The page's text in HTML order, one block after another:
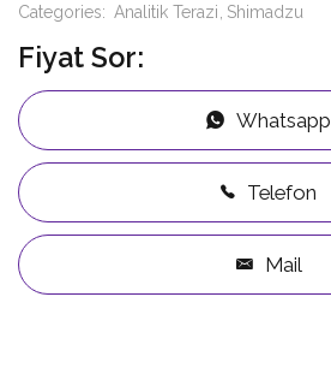
Categories: Analitik Terazi Shimadzu
Fiyat Sor:
Whatsapp
Telefon
Mail